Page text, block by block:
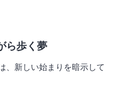
ら歩く夢
、新しい始まりを暗示して